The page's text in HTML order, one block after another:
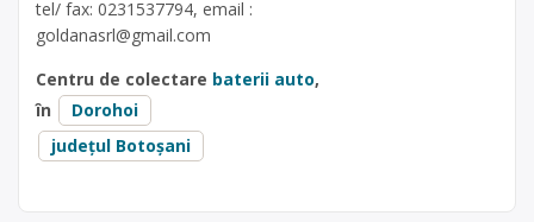
tel/ fax: 0231537794, email :
goldanasrl@gmail.com
Centru de colectare baterii auto,
în
Dorohoi
județul Botoșani